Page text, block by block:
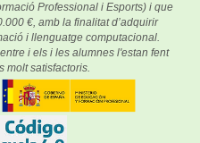
Professional i Esports) i que
€, amb la finalitat d’adquirir
i llenguatge computacional.
i els i les alumnes l'estan fent
molt satisfactoris.